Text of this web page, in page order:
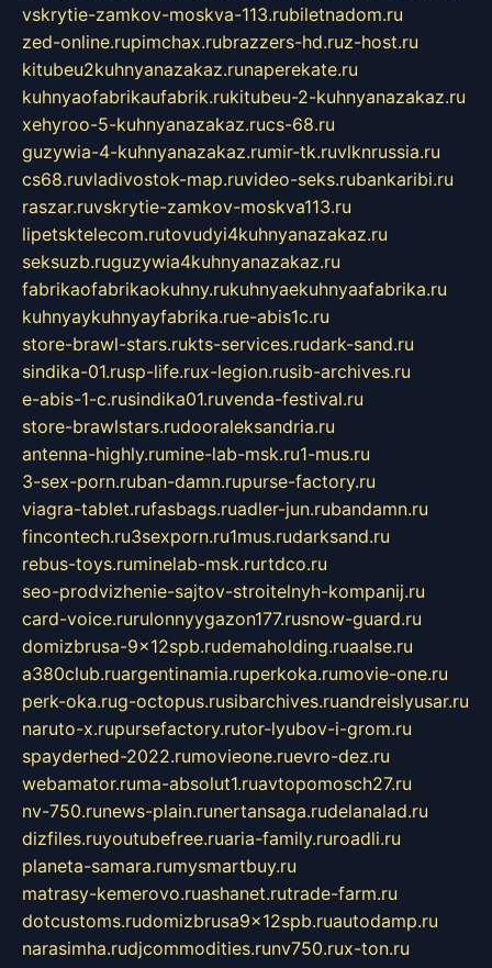
vskrytie-zamkov-moskva-113.rubiletnadom.ru
zed-online.rupimchax.rubrazzers-hd.ruz-host.ru
kitubeu2kuhnyanazakaz.runaperekate.ru
kuhnyaofabrikaufabrik.rukitubeu-2-kuhnyanazakaz.ru
xehyroo-5-kuhnyanazakaz.rucs-68.ru
guzywia-4-kuhnyanazakaz.rumir-tk.ruvlknrussia.ru
cs68.ruvladivostok-map.ruvideo-seks.rubankaribi.ru
raszar.ruvskrytie-zamkov-moskva113.ru
lipetsktelecom.rutovudyi4kuhnyanazakaz.ru
seksuzb.ruguzywia4kuhnyanazakaz.ru
fabrikaofabrikaokuhny.rukuhnyaekuhnyaafabrika.ru
kuhnyaykuhnyayfabrika.rue-abis1c.ru
store-brawl-stars.rukts-services.rudark-sand.ru
sindika-01.rusp-life.rux-legion.rusib-archives.ru
e-abis-1-c.rusindika01.ruvenda-festival.ru
store-brawlstars.rudooraleksandria.ru
antenna-highly.rumine-lab-msk.ru1-mus.ru
3-sex-porn.ruban-damn.rupurse-factory.ru
viagra-tablet.rufasbags.ruadler-jun.rubandamn.ru
fincontech.ru3sexporn.ru1mus.rudarksand.ru
rebus-toys.ruminelab-msk.rurtdco.ru
seo-prodvizhenie-sajtov-stroitelnyh-kompanij.ru
card-voice.rurulonnyygazon177.rusnow-guard.ru
domizbrusa-9x12spb.rudemaholding.ruaalse.ru
a380club.ruargentinamia.ruperkoka.rumovie-one.ru
perk-oka.rug-octopus.rusibarchives.ruandreislyusar.ru
naruto-x.rupursefactory.rutor-lyubov-i-grom.ru
spayderhed-2022.rumovieone.ruevro-dez.ru
webamator.ruma-absolut1.ruavtopomosch27.ru
nv-750.runews-plain.runertansaga.rudelanalad.ru
dizfiles.ruyoutubefree.ruaria-family.ruroadli.ru
planeta-samara.rumysmartbuy.ru
matrasy-kemerovo.ruashanet.rutrade-farm.ru
dotcustoms.rudomizbrusa9x12spb.ruautodamp.ru
narasimha.rudjcommodities.runv750.rux-ton.ru